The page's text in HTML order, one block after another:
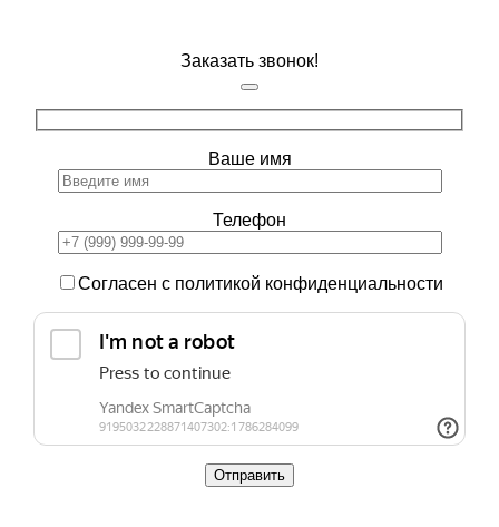
Заказать звонок!
Ваше имя
Телефон
Согласен с политикой конфиденциальности